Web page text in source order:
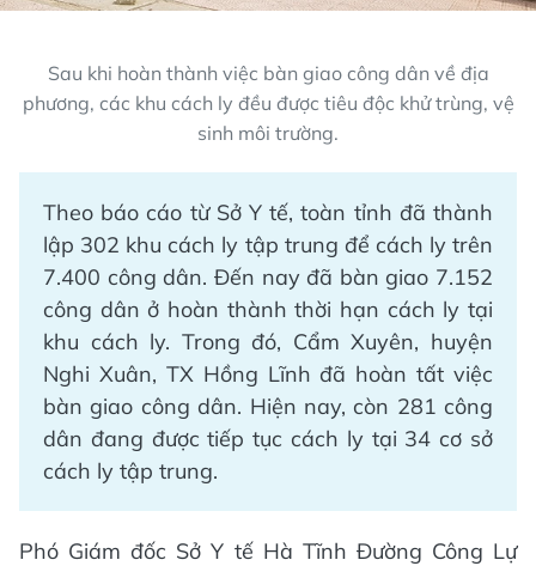
Sau khi hoàn thành việc bàn giao công dân về địa
phương, các khu cách ly đều được tiêu độc khử trùng, vệ
sinh môi trường.
Theo báo cáo từ Sở Y tế, toàn tỉnh đã thành
lập 302 khu cách ly tập trung để cách ly trên
7.400 công dân. Đến nay đã bàn giao 7.152
công dân ở hoàn thành thời hạn cách ly tại
khu cách ly. Trong đó, Cẩm Xuyên, huyện
Nghi Xuân, TX Hồng Lĩnh đã hoàn tất việc
bàn giao công dân. Hiện nay, còn 281 công
dân đang được tiếp tục cách ly tại 34 cơ sở
cách ly tập trung.
Phó Giám đốc Sở Y tế Hà Tĩnh Đường Công Lự